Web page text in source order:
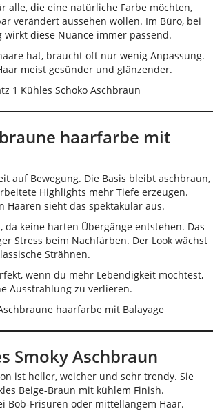
alle, die eine natürliche Farbe möchten,
verändert aussehen wollen. Im Büro, bei
wirkt diese Nuance immer passend.
hat, braucht oft nur wenig Anpassung.
meist gesünder und glänzender.
haarfarbe mit
auf Bewegung. Die Basis bleibt aschbraun,
Highlights mehr Tiefe erzeugen.
Haaren sieht das spektakulär aus.
da keine harten Übergänge entstehen. Das
Stress beim Nachfärben. Der Look wächst
Strähnen.
wenn du mehr Lebendigkeit möchtest,
Ausstrahlung zu verlieren.
Smoky Aschbraun
ist heller, weicher und sehr trendy. Sie
Beige-Braun mit kühlem Finish.
Bob-Frisuren oder mittellangem Haar.